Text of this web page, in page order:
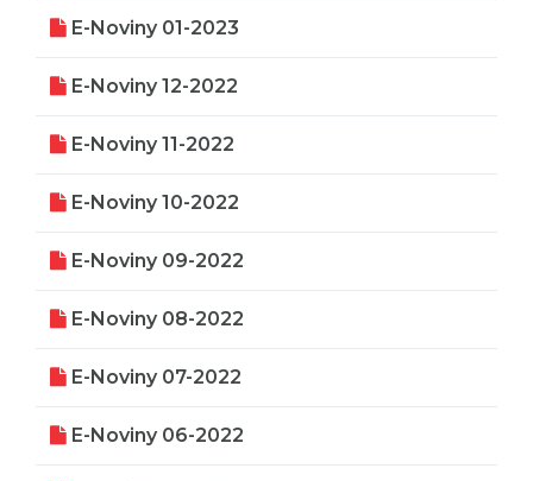
E-Noviny 01-2023
E-Noviny 12-2022
E-Noviny 11-2022
E-Noviny 10-2022
E-Noviny 09-2022
E-Noviny 08-2022
E-Noviny 07-2022
E-Noviny 06-2022